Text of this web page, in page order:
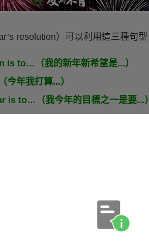
resolution）可以利用這三種句型
is to…（我的新年新希望是...）
年我打算...）
to…（我今年的目標之一是要...）
己的新年目標吧！
to lose five kilograms.
斤。）
work out more in order to get in